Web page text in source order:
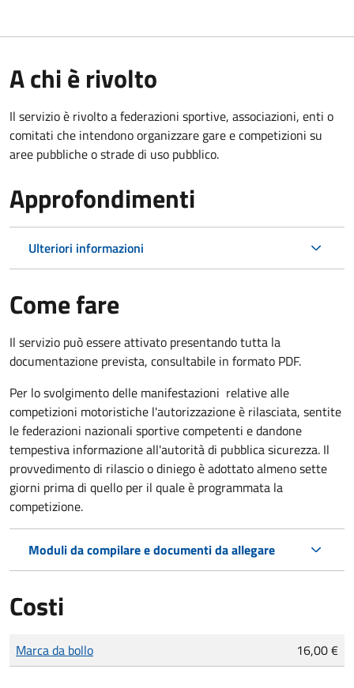
A chi è rivolto
Il servizio è rivolto a federazioni sportive, associazioni, enti o
comitati che intendono organizzare gare e competizioni su
aree pubbliche o strade di uso pubblico.
Approfondimenti
Ulteriori informazioni
Come fare
Il servizio può essere attivato presentando tutta la
documentazione prevista, consultabile in formato PDF.
Per lo svolgimento delle manifestazioni relative alle
competizioni motoristiche l'autorizzazione è rilasciata, sentite
le federazioni nazionali sportive competenti e dandone
tempestiva informazione all'autorità di pubblica sicurezza. Il
provvedimento di rilascio o diniego è adottato almeno sette
giorni prima di quello per il quale è programmata la
competizione.
Moduli da compilare e documenti da allegare
Costi
Tipo di pagamento
Importo
Marca da bollo 16,00 €